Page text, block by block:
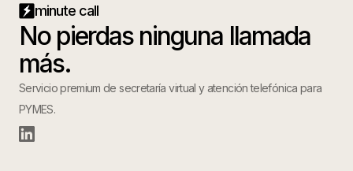
minute call
No pierdas ninguna llamada
más.
Servicio premium de secretaría virtual y atención telefónica para
PYMES.